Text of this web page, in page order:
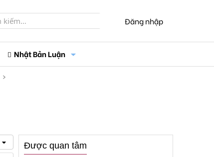
Đăng nhập
Nhật Bản Luận
Được quan tâm